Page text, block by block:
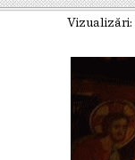
Vizualizări: